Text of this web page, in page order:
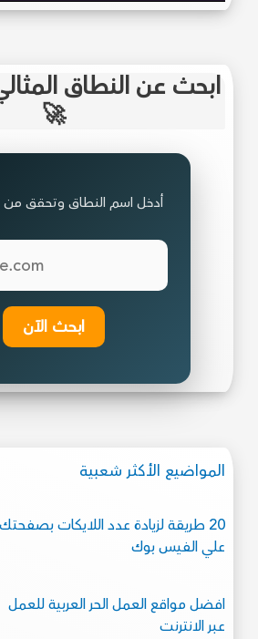
ابحث عن النطاق
🚀
أدخل اسم النطاق وتحقق من
ابحث الآن
المواضيع الأكثر شعبية
20 طريقة لزيادة عدد اللايكات بصفحتك
علي الفيس بوك
افضل مواقع العمل الحر العربية للعمل
عبر الانترنت